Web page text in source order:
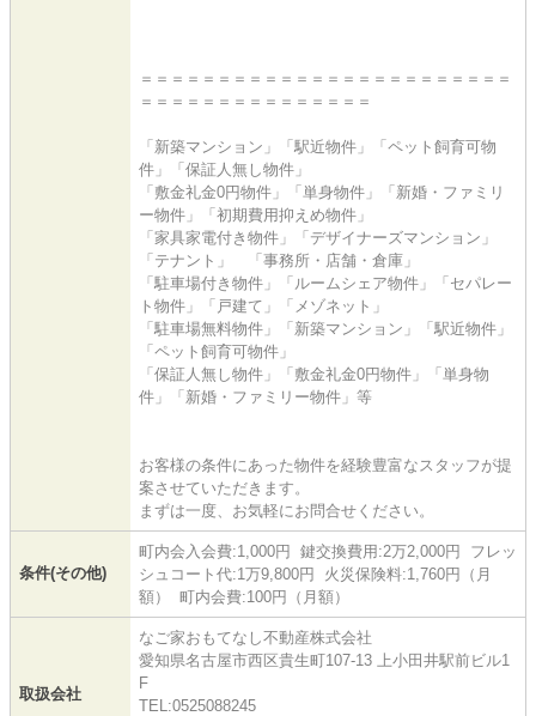
＝＝＝＝＝＝＝＝＝＝＝＝＝＝＝＝＝＝＝＝＝＝＝＝
＝＝＝＝＝＝＝＝＝＝＝＝＝＝＝
「新築マンション」「駅近物件」「ペット飼育可物
件」「保証人無し物件」
「敷金礼金0円物件」「単身物件」「新婚・ファミリ
ー物件」「初期費用抑えめ物件」
「家具家電付き物件」「デザイナーズマンション」
「テナント」 「事務所・店舗・倉庫」
「駐車場付き物件」「ルームシェア物件」「セパレー
ト物件」「戸建て」「メゾネット」
「駐車場無料物件」「新築マンション」「駅近物件」
「ペット飼育可物件」
「保証人無し物件」「敷金礼金0円物件」「単身物
件」「新婚・ファミリー物件」等
お客様の条件にあった物件を経験豊富なスタッフが提
案させていただきます。
まずは一度、お気軽にお問合せください。
条件(その他)
町内会入会費:1,000円 鍵交換費用:2万2,000円 フレッ
シュコート代:1万9,800円 火災保険料:1,760円（月
額） 町内会費:100円（月額）
取扱会社
なご家おもてなし不動産株式会社
愛知県名古屋市西区貴生町107-13 上小田井駅前ビル1
F
TEL:0525088245